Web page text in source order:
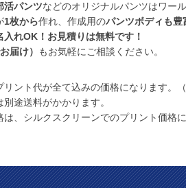
活パンツなどのオリジナルパンツはワー
1枚から作れ、作成用のパンツボディも豊
れOK！お見積りは無料です！
届け）
もお気軽にご相談ください。
リント代が全て込みの価格になります。
途送料がかかります。
、シルクスクリーンでのプリント価格に